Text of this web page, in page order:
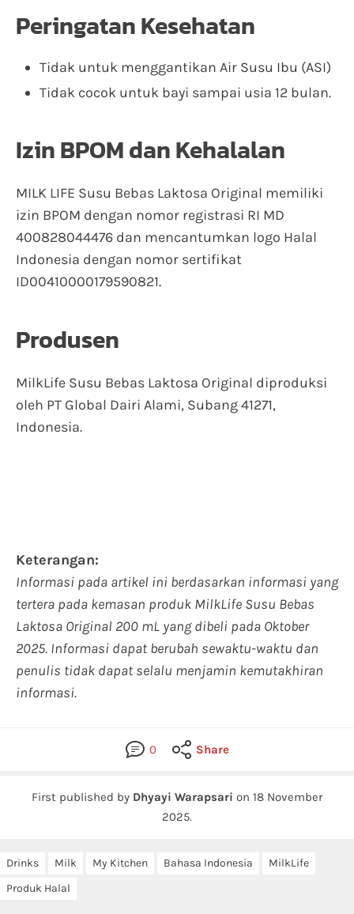
Peringatan Kesehatan
Tidak untuk menggantikan Air Susu Ibu (ASI)
Tidak cocok untuk bayi sampai usia 12 bulan.
Izin BPOM dan Kehalalan
MILK LIFE Susu Bebas Laktosa Original memiliki
izin BPOM dengan nomor registrasi RI MD
400828044476 dan mencantumkan logo Halal
Indonesia dengan nomor sertifikat
ID00410000179590821.
Produsen
MilkLife Susu Bebas Laktosa Original diproduksi
oleh PT Global Dairi Alami, Subang 41271,
Indonesia.
Keterangan:
Informasi pada artikel ini berdasarkan informasi yang
tertera pada kemasan produk MilkLife Susu Bebas
Laktosa Original 200 mL yang dibeli pada Oktober
2025. Informasi dapat berubah sewaktu-waktu dan
penulis tidak dapat selalu menjamin kemutakhiran
informasi.
0 Share
First published by Dhyayi Warapsari on 18 November
2025.
Drinks Milk My Kitchen Bahasa Indonesia
MilkLife
Produk Halal